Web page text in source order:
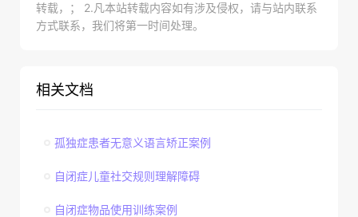
转载，； 2.凡本站转载内容如有涉及侵权，请与站内联系
方式联系，我们将第一时间处理。
相关文档
孤独症患者无意义语言矫正案例
自闭症儿童社交规则理解障碍
自闭症物品使用训练案例